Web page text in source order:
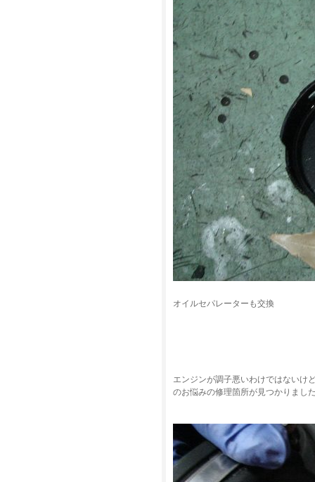
オイルセパレーターも交換
エンジンが調子悪いわけではない
のお悩みの修理箇所が見つかりまし